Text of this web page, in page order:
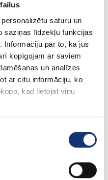
saturu un
saziņas līdzekļu funkcijas
Informāciju par to, kā jūs
kopīgojam ar saviem
un analīzes
ar citu informāciju, ko
kad lietojat viņu
gaisa aizkars